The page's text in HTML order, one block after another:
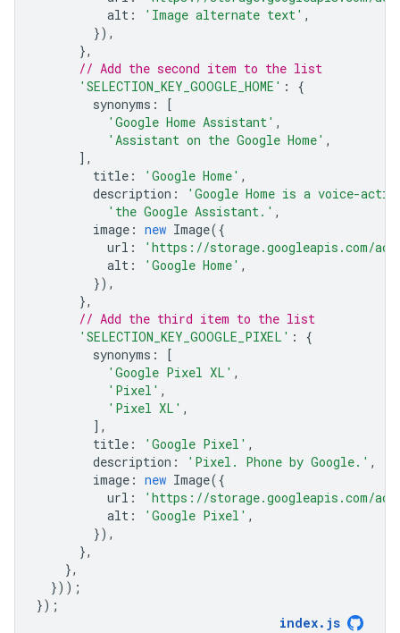
alt : 'Image alternate text' ,
}),
},
// Add the second item to the list
'SELECTION_KEY_GOOGLE_HOME' :
{
synonyms :
[
'Google Home Assistant' ,
'Assistant on the Google Home' ,
],
title : 'Google Home' ,
description :
'Google Home is a voice-
'the Google Assistant.' ,
image : new Image({
url :
'https://storage.googleapis.com/
alt : 'Google Home' ,
}),
},
// Add the third item to the list
'SELECTION_KEY_GOOGLE_PIXEL' :
{
synonyms :
[
'Google Pixel XL' ,
'Pixel' ,
'Pixel XL' ,
],
title : 'Google Pixel' ,
description : 'Pixel. Phone by Google.' ,
image : new Image({
url :
'https://storage.googleapis.com/
alt : 'Google Pixel' ,
}),
},
},
}));
});
index. js